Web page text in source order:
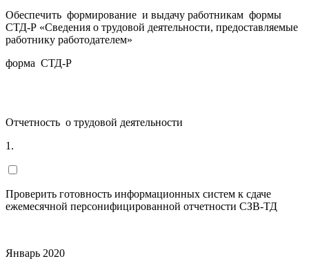
Обеспечить формирование и выдачу работникам формы
СТД-Р «Сведения о трудовой деятельности, предоставляемые
работнику работодателем»
форма СТД-Р
Отчетность о трудовой деятельности
1.
Проверить готовность информационных систем к сдаче
ежемесячной персонифицированной отчетности СЗВ-ТД
Январь 2020